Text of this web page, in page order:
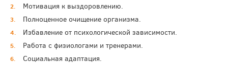
Мотивация к выздоровлению.
Полноценное очищение организма.
Избавление от психологической зависимости.
Работа с физиологами и тренерами.
Социальная адаптация.